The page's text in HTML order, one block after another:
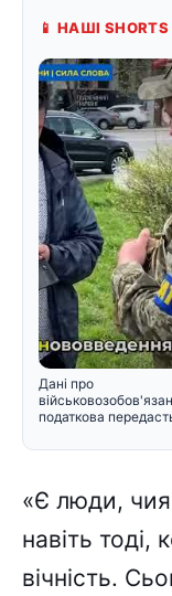
📱 НАШІ SHORTS
Дані про
податкова
«Є люди, чия
навіть тоді,
вічність.